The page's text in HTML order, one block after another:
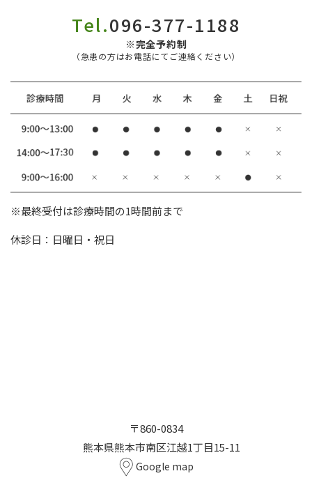
Tel.096-377-1188
※完全予約制
（急患の方はお電話にてご連絡ください）
※最終受付は診療時間の1時間前まで
休診日：日曜日・祝日
〒860-0834
熊本県熊本市南区江越1丁目15-11
Google map